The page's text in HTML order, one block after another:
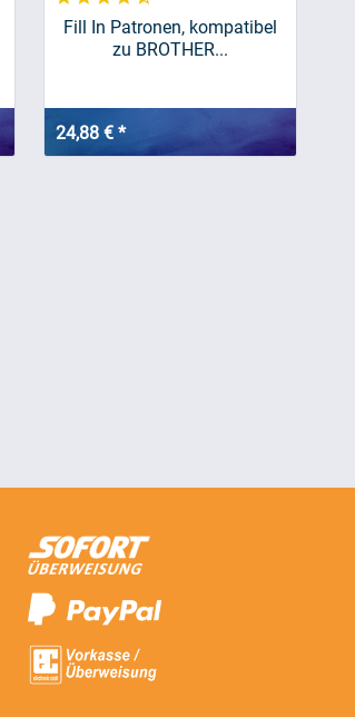
Fill In Patronen, kompatibel
zu BROTHER...
24,88 € *